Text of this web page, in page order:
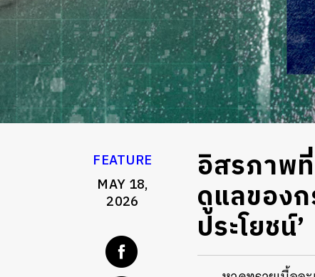
FEATURE
MAY 18,
2026
อิสรภาพ
ดูแลของก
ประโยชน์’